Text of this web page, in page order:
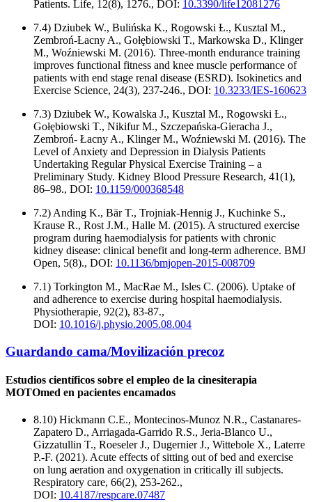
Patients. Life, 12(8), 1276., DOI: 10.3390/life12081276
7.4) Dziubek W., Bulińska K., Rogowski Ƚ., Kusztal M.,
Zembroń-Ƚacny A., Goƚȩbiowski T., Markowska D., Klinger
M., Woźniewski M. (2016). Three-month endurance training
improves functional fitness and knee muscle performance of
patients with end stage renal disease (ESRD). Isokinetics and
Exercise Science, 24(3), 237-246., DOI: 10.3233/IES-160623
7.3) Dziubek W., Kowalska J., Kusztal M., Rogowski Ƚ.,
Gołębiowski T., Nikifur M., Szczepańska-Gieracha J.,
Zembroń- Łacny A., Klinger M., Woźniewski M. (2016). The
Level of Anxiety and Depression in Dialysis Patients
Undertaking Regular Physical Exercise Training – a
Preliminary Study. Kidney Blood Pressure Research, 41(1),
86–98., DOI: 10.1159/000368548
7.2) Anding K., Bär T., Trojniak-Hennig J., Kuchinke S.,
Krause R., Rost J.M., Halle M. (2015). A structured exercise
program during haemodialysis for patients with chronic
kidney disease: clinical benefit and long-term adherence. BMJ
Open, 5(8)., DOI: 10.1136/bmjopen-2015-008709
7.1) Torkington M., MacRae M., Isles C. (2006). Uptake of
and adherence to exercise during hospital haemodialysis.
Physiotherapie, 92(2), 83-87.,
DOI: 10.1016/j.physio.2005.08.004
Guardando cama/Movilización precoz
Estudios científicos sobre el empleo de la cinesiterapia
MOTOmed en pacientes encamados
8.10) Hickmann C.E., Montecinos-Munoz N.R., Castanares-
Zapatero D., Arriagada-Garrido R.S., Jeria-Blanco U.,
Gizzatullin T., Roeseler J., Dugernier J., Wittebole X., Laterre
P.-F. (2021). Acute effects of sitting out of bed and exercise
on lung aeration and oxygenation in critically ill subjects.
Respiratory care, 66(2), 253-262.,
DOI: 10.4187/respcare.07487